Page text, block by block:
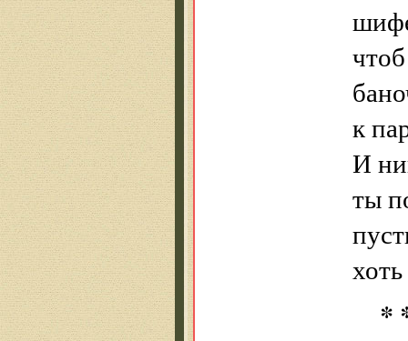
к
И
ты
*